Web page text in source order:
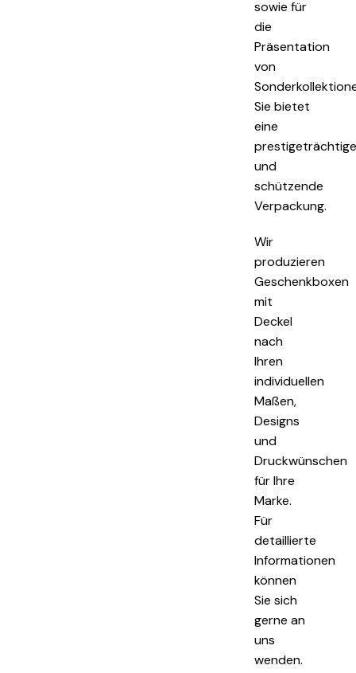
sowie für
die
Präsentation
von
Sie bietet
eine
und
schützende
Verpackung.
Wir
produzieren
Geschenkboxen
mit
Deckel
nach
Ihren
individuellen
Maßen,
Designs
und
Druckwünschen
für Ihre
Marke.
Für
detaillierte
Informationen
können
Sie sich
gerne an
uns
wenden.